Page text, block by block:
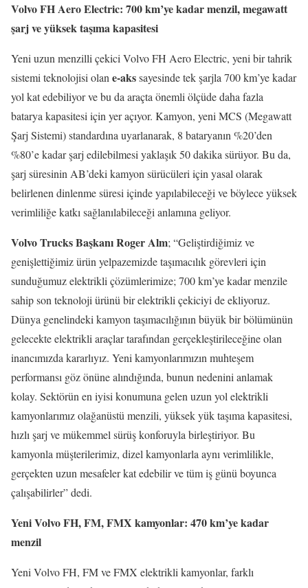
Volvo FH Aero Electric: 700 km’ye kadar menzil, megawatt
şarj ve yüksek taşıma kapasitesi
Yeni uzun menzilli çekici Volvo FH Aero Electric, yeni bir tahrik
sistemi teknolojisi olan e-akssayesinde tek şarjla 700 km’ye kadar
yol kat edebiliyor ve bu da araçta önemli ölçüde daha fazla
batarya kapasitesi için yer açıyor. Kamyon, yeni MCS (Megawatt
Şarj Sistemi) standardına uyarlanarak, 8 bataryanın %20’den
%80’e kadar şarj edilebilmesi yaklaşık 50 dakika sürüyor. Bu da,
şarj süresinin AB’deki kamyon sürücüleri için yasal olarak
belirlenen dinlenme süresi içinde yapılabileceği ve böylece yüksek
verimliliğe katkı sağlanılabileceği anlamına geliyor.
Volvo Trucks Başkanı Roger Alm; “Geliştirdiğimiz ve
genişlettiğimiz ürün yelpazemizde taşımacılık görevleri için
sunduğumuz elektrikli çözümlerimize; 700 km’ye kadar menzile
sahip son teknoloji ürünü bir elektrikli çekiciyi de ekliyoruz.
Dünya genelindeki kamyon taşımacılığının büyük bir bölümünün
gelecekte elektrikli araçlar tarafından gerçekleştirileceğine olan
inancımızda kararlıyız. Yeni kamyonlarımızın muhteşem
performansı göz önüne alındığında, bunun nedenini anlamak
kolay. Sektörün en iyisi konumuna gelen uzun yol elektrikli
kamyonlarımız olağanüstü menzili, yüksek yük taşıma kapasitesi,
hızlı şarj ve mükemmel sürüş konforuyla birleştiriyor. Bu
kamyonla müşterilerimiz, dizel kamyonlarla aynı verimlilikle,
gerçekten uzun mesafeler kat edebilir ve tüm iş günü boyunca
çalışabilirler” dedi.
Yeni Volvo FH, FM, FMX kamyonlar: 470 km’ye kadar
menzil
Yeni Volvo FH, FM ve FMX elektrikli kamyonlar, farklı